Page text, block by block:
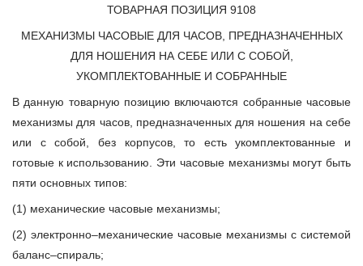
ТОВАРНАЯ ПОЗИЦИЯ 9108
МЕХАНИЗМЫ ЧАСОВЫЕ ДЛЯ ЧАСОВ, ПРЕДНАЗНАЧЕННЫХ
ДЛЯ НОШЕНИЯ НА СЕБЕ ИЛИ С СОБОЙ,
УКОМПЛЕКТОВАННЫЕ И СОБРАННЫЕ
В данную товарную позицию включаются собранные часовые
механизмы для часов, предназначенных для ношения на себе
или с собой, без корпусов, то есть укомплектованные и
готовые к использованию. Эти часовые механизмы могут быть
пяти основных типов:
(1) механические часовые механизмы;
(2) электронно–механические часовые механизмы с системой
баланс–спираль;